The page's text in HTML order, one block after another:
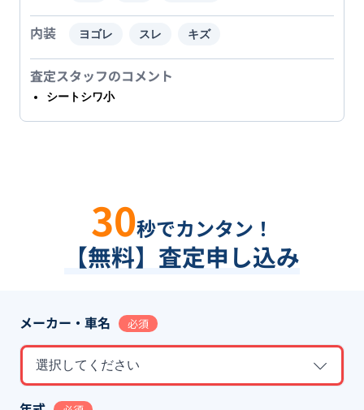
内装 ヨゴレ スレ キズ
査定スタッフのコメント
シートシワ小
30秒でカンタン！
【無料】査定申し込み
メーカー・車名 必須
選択してください